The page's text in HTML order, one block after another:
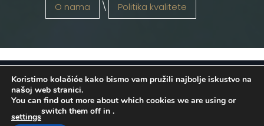
O nama Politika kvalitete
OSATINA GRUPA d.o.o. 2026
. Configured
byINFOS Osijek. Sva prava pridržana.
Koristimo kolačiće kako bismo vam pružili najbolje iskustvo na
našoj web stranici.
You can find out more about which cookies we are using or
switch them off in
settings
.